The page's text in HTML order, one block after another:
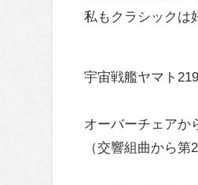
私もクラシックは
宇宙戦艦ヤマト
オーバーチェアか
（交響組曲から